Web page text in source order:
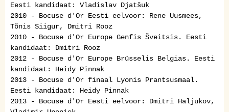
Eesti kandidaat: Vladislav Djatšuk
2010 - Bocuse d'Or Eesti eelvoor: Rene Uusmees,
Tõnis Siigur, Dmitri Rooz
2010 - Bocuse d'Or Europe Genfis Šveitsis. Eesti
kandidaat: Dmitri Rooz
2012 - Bocuse d'Or Europe Brüsselis Belgias. Eesti
kandidaat: Heidy Pinnak
2013 - Bocuse d'Or finaal Lyonis Prantsusmaal.
Eesti kandidaat: Heidy Pinnak
2013 - Bocuse d'Or Eesti eelvoor: Dmitri Haljukov,